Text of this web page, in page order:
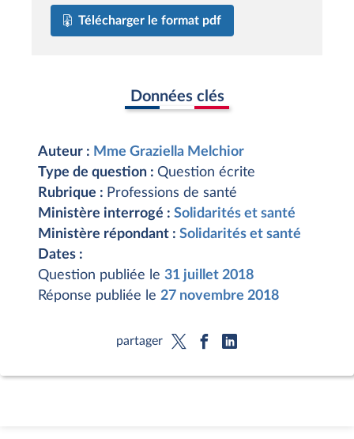
Télécharger le format pdf
Données clés
Auteur : Mme Graziella Melchior
Type de question : Question écrite
Rubrique : Professions de santé
Ministère interrogé : Solidarités et santé
Ministère répondant : Solidarités et santé
Dates :
Question publiée le 31 juillet 2018
Réponse publiée le 27 novembre 2018
partager